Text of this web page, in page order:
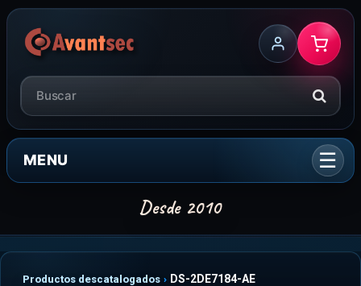
MENU
Productos descatalogados DS-2DE7184-AE